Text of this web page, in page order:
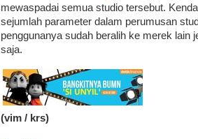
mewaspadai semua studio tersebut.
sejumlah parameter dalam perumusan
penggunanya sudah beralih ke merek lain
saja.
(vim / krs)